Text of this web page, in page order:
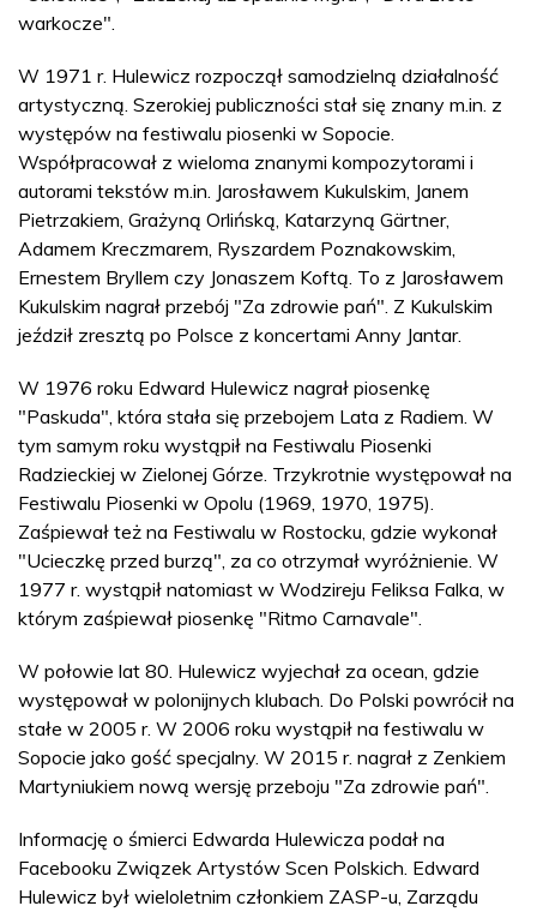
warkocze".
W 1971 r. Hulewicz rozpoczął samodzielną działalność
artystyczną. Szerokiej publiczności stał się znany m.in. z
występów na festiwalu piosenki w Sopocie.
Współpracował z wieloma znanymi kompozytorami i
autorami tekstów m.in. Jarosławem Kukulskim, Janem
Pietrzakiem, Grażyną Orlińską, Katarzyną Gärtner,
Adamem Kreczmarem, Ryszardem Poznakowskim,
Ernestem Bryllem czy Jonaszem Koftą. To z Jarosławem
Kukulskim nagrał przebój "Za zdrowie pań". Z Kukulskim
jeździł zresztą po Polsce z koncertami Anny Jantar.
W 1976 roku Edward Hulewicz nagrał piosenkę
"Paskuda", która stała się przebojem Lata z Radiem. W
tym samym roku wystąpił na Festiwalu Piosenki
Radzieckiej w Zielonej Górze. Trzykrotnie występował na
Festiwalu Piosenki w Opolu (1969, 1970, 1975).
Zaśpiewał też na Festiwalu w Rostocku, gdzie wykonał
"Ucieczkę przed burzą", za co otrzymał wyróżnienie. W
1977 r. wystąpił natomiast w Wodzireju Feliksa Falka, w
którym zaśpiewał piosenkę "Ritmo Carnavale".
W połowie lat 80. Hulewicz wyjechał za ocean, gdzie
występował w polonijnych klubach. Do Polski powrócił na
stałe w 2005 r. W 2006 roku wystąpił na festiwalu w
Sopocie jako gość specjalny. W 2015 r. nagrał z Zenkiem
Martyniukiem nową wersję przeboju "Za zdrowie pań".
Informację o śmierci Edwarda Hulewicza podał na
Facebooku Związek Artystów Scen Polskich. Edward
Hulewicz był wieloletnim członkiem ZASP-u, Zarządu